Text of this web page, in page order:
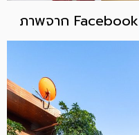
ภาพจาก Facebook